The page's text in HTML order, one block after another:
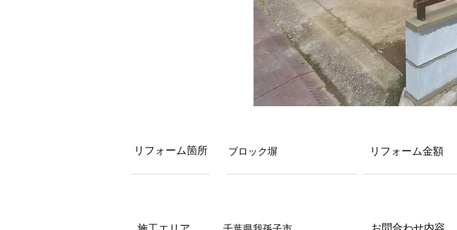
リフォーム箇所 ブロック塀 リフォーム金額